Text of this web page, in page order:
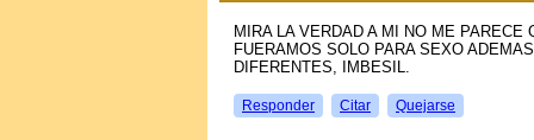
MIRA LA VERDAD A MI NO ME
FUERAMOS SOLO PARA SEXO
DIFERENTES, IMBESIL.
Responder Citar Quejarse